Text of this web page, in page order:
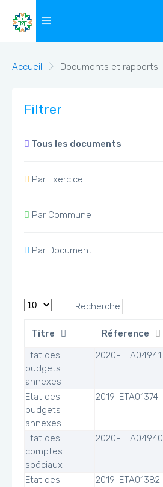
Accueil Documents et rapports
Filtrer
Tous les documents
Par Exercice
Par Commune
Par Document
Recherche:
Titre Réference
Etat des
budgets
annexes
2020-ETA04941
Etat des
budgets
annexes
2019-ETA01374
Etat des
comptes
spéciaux
2020-ETA04940
Etat des
2019-ETA01382